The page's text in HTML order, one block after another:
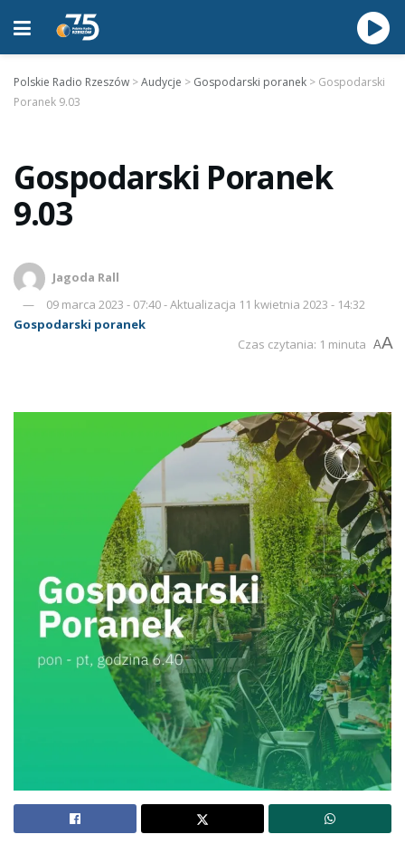
Polskie Radio Rzeszów >Audycje > Gospodarski poranek > Gospodarski
Poranek 9.03
Gospodarski Poranek
9.03
Jagoda Rall
09 marca 2023 - 07:40 - Aktualizacja 11 kwietnia 2023 - 14:32
Gospodarski poranek
Czas czytania: 1 minuta AA